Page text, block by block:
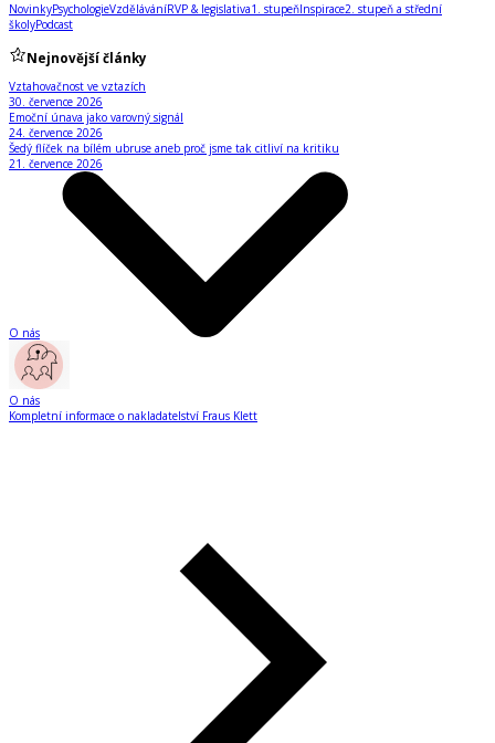
NovinkyPsychologieVzděláváníRVP & legislativa1. stupeňInspirace2. stupeň a střední
školyPodcast
Nejnovější články
Vztahovačnost ve vztazích
30. července 2026
Emoční únava jako varovný signál
24. července 2026
Šedý flíček na bílém ubruse aneb proč jsme tak citliví na kritiku
21. července 2026
O nás
O nás
Kompletní informace o nakladatelství Fraus Klett